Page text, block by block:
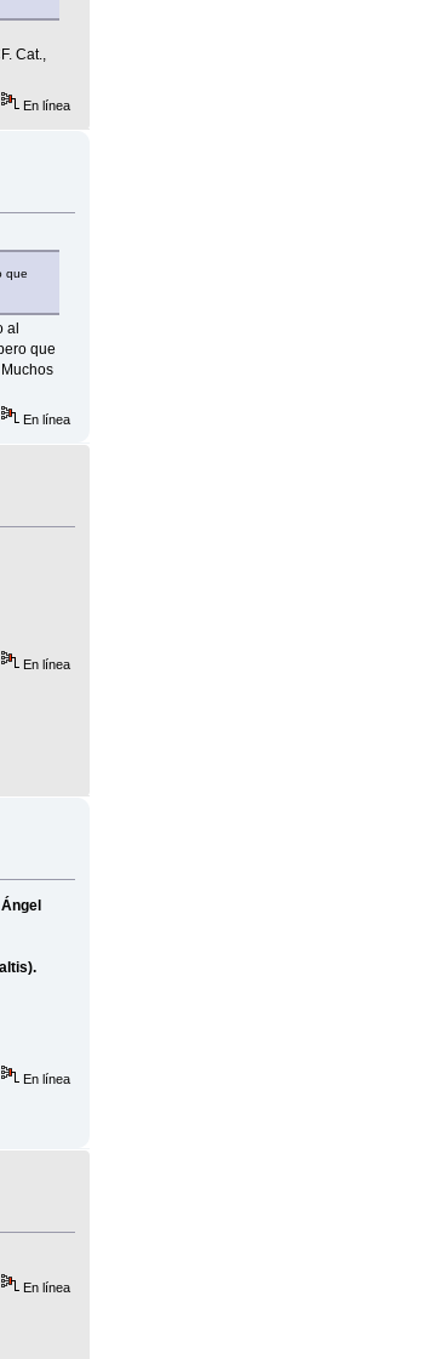
Cat.,
En línea
que
al
que
En línea
En línea
En línea
En línea